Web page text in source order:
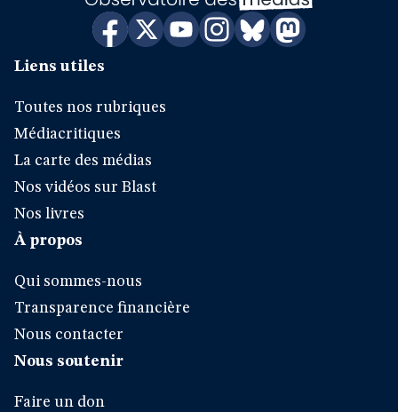
Liens utiles
Toutes nos rubriques
Médiacritiques
La carte des médias
Nos vidéos sur Blast
Nos livres
À propos
Qui sommes-nous
Transparence financière
Nous contacter
Nous soutenir
Faire un don